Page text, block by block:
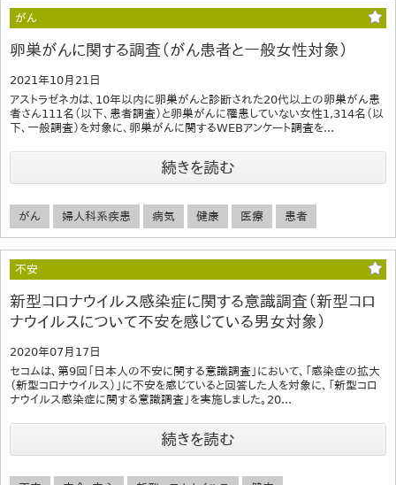
がん
卵巣がんに関する調査（がん患者と一般女性対象）
2021年10月21日
アストラゼネカは、10年以内に卵巣がんと診断された20代以上の卵巣がん患
者さん111名（以下、患者調査）と卵巣がんに罹患していない女性1,314名（以
下、一般調査）を対象に、卵巣がんに関するWEBアンケート調査を...
続きを読む
がん 婦人科系疾患 病気 健康 医療 患者
不安
新型コロナウイルス感染症に関する意識調査（新型コロ
ナウイルスについて不安を感じている男女対象）
2020年07月17日
セコムは、第9回「日本人の不安に関する意識調査」において、「感染症の拡大
（新型コロナウイルス）」に不安を感じていると回答した人を対象に、「新型コロ
ナウイルス感染症に関する意識調査」を実施しました。20...
続きを読む